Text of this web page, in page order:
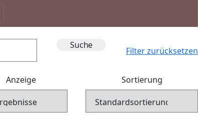
Filter zurücksetzen
Anzeige Sortierung